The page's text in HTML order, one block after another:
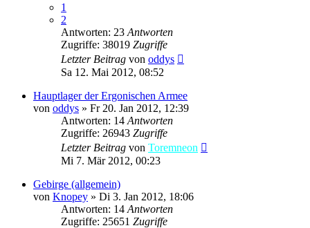
1
2
Antworten: 23 Antworten
Zugriffe: 38019 Zugriffe
Letzter Beitrag von oddys
Sa 12. Mai 2012, 08:52
Hauptlager der Ergonischen Armee
von oddys » Fr 20. Jan 2012, 12:39
Antworten: 14 Antworten
Zugriffe: 26943 Zugriffe
Letzter Beitrag von Toremneon
Mi 7. Mär 2012, 00:23
Gebirge (allgemein)
von Knopey » Di 3. Jan 2012, 18:06
Antworten: 14 Antworten
Zugriffe: 25651 Zugriffe